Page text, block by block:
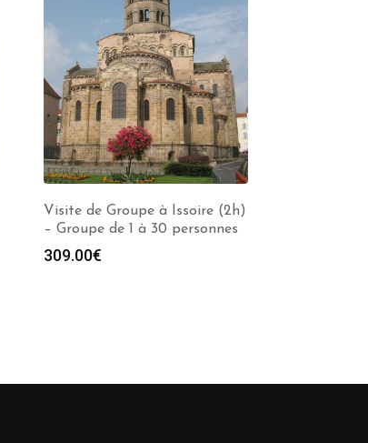
Visite de Groupe à Issoire (2h)
– Groupe de 1 à 30 personnes
309.00€